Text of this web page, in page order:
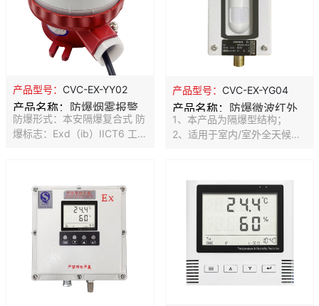
次/min 声音强度：≥110dB
产品型号： CVC-EX-YY02
产品名称： 防爆烟雾报警
器
防爆形式：本安隔爆复合式 防
爆标志：Exd（ib）IICT6 工作
0.10dB/m~0.27dB/m 报警复
位：断电重启 最高风速：
7.6m/s(1500fpm)
产品型号： CVC-EX-YG04
产品名称： 防爆微波红外
探测器
1、本产品为隔爆型结构；
2、适用于室内/室外全天候使
品经国家防爆电气产品质量监
督检验中心检验合格，防爆证
书 5、防爆红外对射，等级防
爆认证，适用多种恶劣危场所
6、外壳采用碳钢材料制造，
适合强腐蚀性环境使用 7、视
窗采用特种防爆玻璃，光通率
8、视窗具备纳米隐形雨刷功